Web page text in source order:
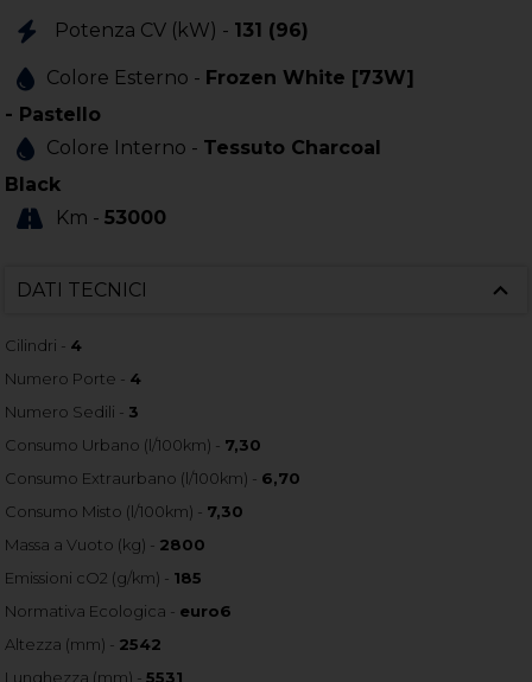
Potenza CV (kW) - 131 (96)
Colore Esterno - Frozen White [73W]
- Pastello
Colore Interno - Tessuto Charcoal
Black
Km -53000
DATI TECNICI
Cilindri - 4
Numero Porte - 4
Numero Sedili - 3
Consumo Urbano (l/100km) - 7,30
Consumo Extraurbano (l/100km) - 6,70
Consumo Misto (l/100km) - 7,30
Massa a Vuoto (kg) - 2800
Emissioni cO2 (g/km) - 185
Normativa Ecologica - euro6
Altezza (mm) - 2542
Lunghezza (mm) -5531